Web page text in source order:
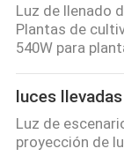
Luz de llenado
Plantas de
540W para
luces
Luz de
proyección de